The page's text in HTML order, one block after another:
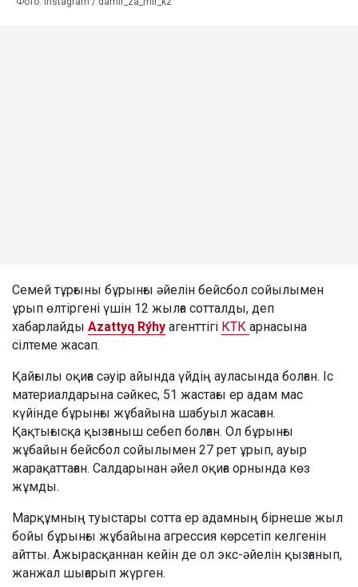
Семей тұрғыны бұрынғы әйелін бейсбол сойылымен
ұрып өлтіргені үшін 12 жылға сотталды, деп
хабарлайды Azattyq Rýhy агенттігі КТК арнасына
сілтеме жасап.
Қайғылы оқиға сәуір айында үйдің ауласында болған. Іс
материалдарына сәйкес, 51 жастағы ер адам мас
күйінде бұрынғы жұбайына шабуыл жасаған.
Қақтығысқа қызғаныш себеп болған. Ол бұрынғы
жұбайын бейсбол сойылымен 27 рет ұрып, ауыр
жарақаттаған. Салдарынан әйел оқиға орнында көз
жұмды.
Марқұмның туыстары сотта ер адамның бірнеше жыл
бойы бұрынғы жұбайына агрессия көрсетіп келгенін
айтты. Ажырасқаннан кейін де ол экс-әйелін қызғанып,
жанжал шығарып жүрген.